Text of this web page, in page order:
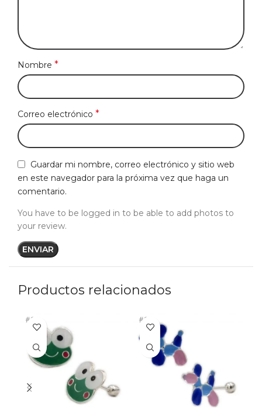
Nombre *
Correo electrónico *
Guardar mi nombre, correo electrónico y sitio web
en este navegador para la próxima vez que haga un
comentario.
You have to be logged in to be able to add photos to
your review.
Productos relacionados